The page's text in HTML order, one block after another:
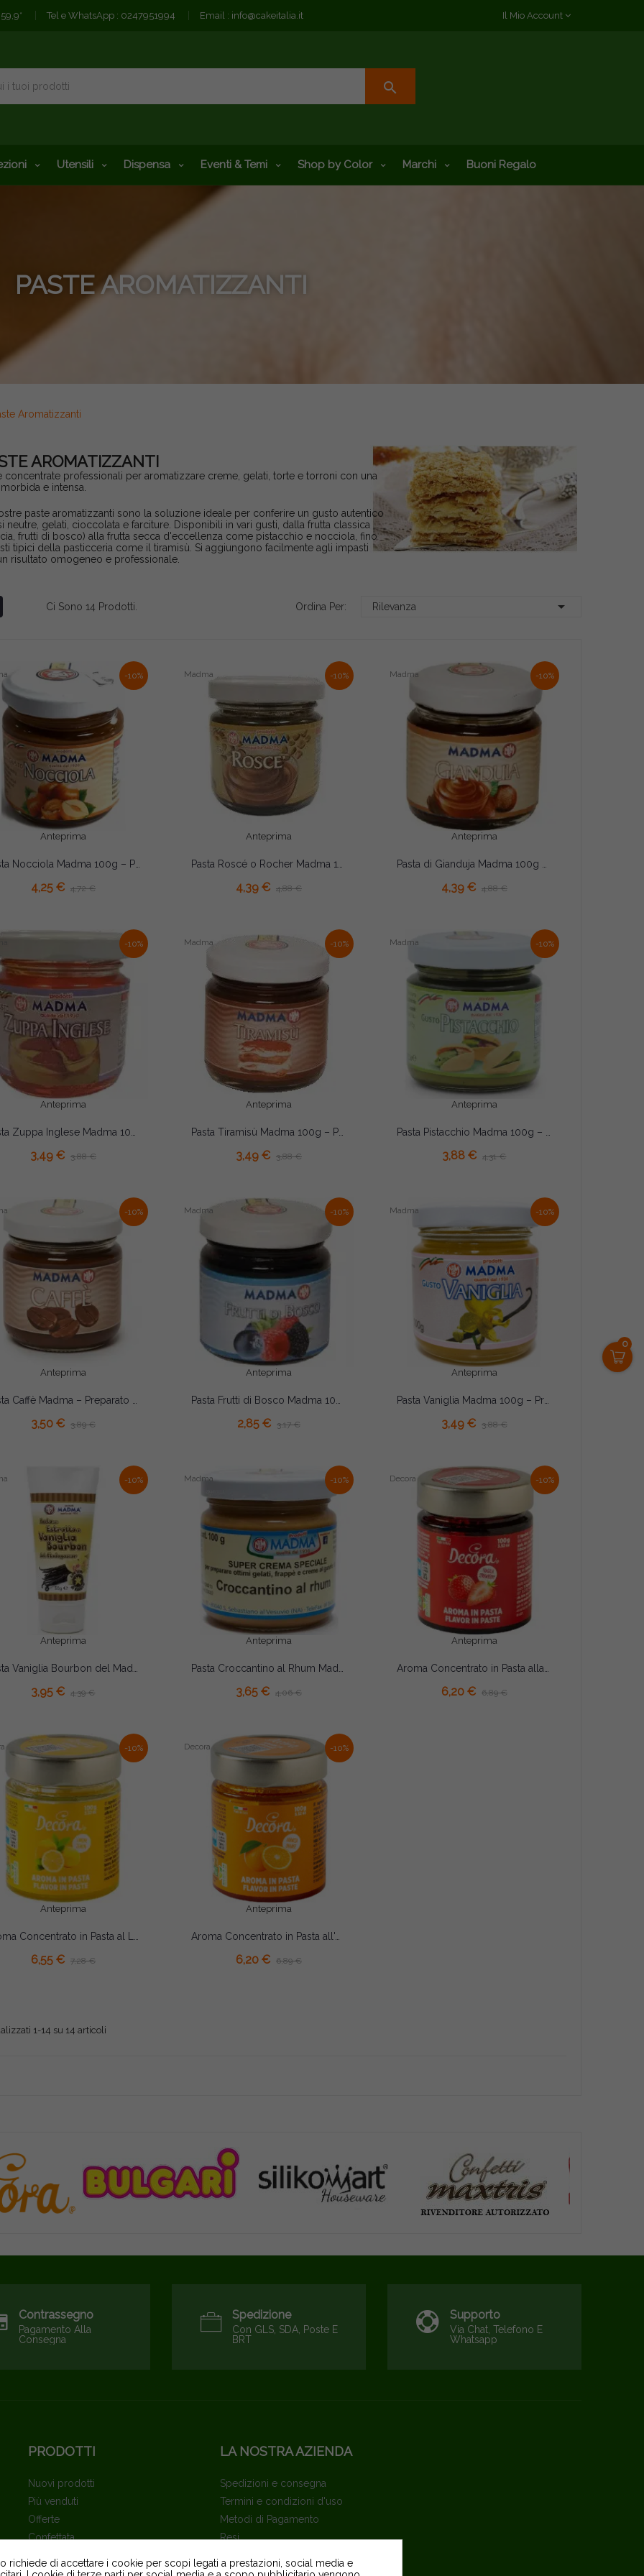
0
Tel e WhatsApp : 0247951994 Email : info@cakeitalia.it Il Mio Account
search
Utensili Dispensa Eventi & Temi Shop by Color Marchi Buoni Regalo
PASTE AROMATIZZANTI
Aromatizzanti
AROMATIZZANTI
concentrate professionali per aromatizzare creme, gelati, torte e torroni con una
e intensa.
paste aromatizzanti sono la soluzione ideale per conferire un gusto autentico
neutre, gelati, cioccolata e farciture. Disponibili in vari gusti, dalla frutta classica
frutti di bosco) alla frutta secca d'eccellenza come pistacchio e nocciola, fino
tipici della pasticceria come il tiramisù. Si aggiungono facilmente agli impasti
risultato omogeneo e professionale.
Ci Sono 14 Prodotti. Ordina Per: Rilevanza 
-10%
Anteprima
4,25 € 4,72 €
-10%
Anteprima
Madma
4,39 € 4,88 €
-10%
Anteprima
Madma
4,39 € 4,88 €
-10%
Anteprima
3,49 € 3,88 €
-10%
Anteprima
Madma
Pasta Tiramisù Madma 100g – Preparato Aromatizzante Concentrato per Gelati, Creme e Pasticceria
3,49 € 3,88 €
-10%
Anteprima
Madma
3,88 € 4,31 €
-10%
Anteprima
3,50 € 3,89 €
-10%
Anteprima
Madma
2,85 € 3,17 €
-10%
Anteprima
Madma
Pasta Vaniglia Madma 100g – Preparato Aromatizzante Concentrato per Gelati, Creme e Pasticceria
3,49 € 3,88 €
-10%
Anteprima
3,95 € 4,39 €
-10%
Anteprima
Madma
3,65 € 4,06 €
-10%
Anteprima
Decora
6,20 € 6,89 €
-10%
Anteprima
6,55 € 7,28 €
-10%
Anteprima
Decora
Aroma Concentrato in Pasta all'Arancia Decora 100g – Per Gelati, Creme e Dolci
6,20 € 6,89 €
1-14 su 14 articoli
Contrassegno
Pagamento Alla
Consegna
Spedizione
Con GLS, SDA, Poste E
BRT
Supporto
Via Chat, Telefono E
Whatsapp
PRODOTTI
Nuovi prodotti
Più venduti
Offerte
Confettata
LA NOSTRA AZIENDA
Spedizioni e consegna
Termini e condizioni d'uso
Metodi di Pagamento
Resi
Politica sui cookie
richiede di accettare i cookie per scopi legati a prestazioni, social media e